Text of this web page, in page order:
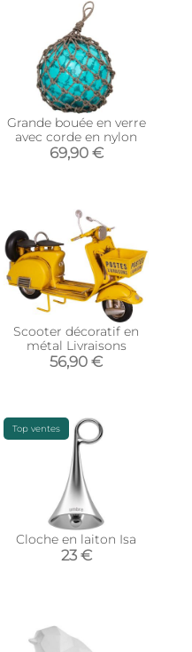
Grande bouée en verre
avec corde en nylon
69,90 €
Scooter décoratif en
métal Livraisons
56,90 €
Top ventes
Cloche en laiton Isa
23 €